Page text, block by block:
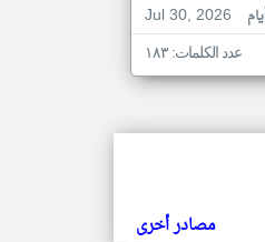
Jul 30, 2026
عدد الكلمات: ١٨٣
مصادر أخرى